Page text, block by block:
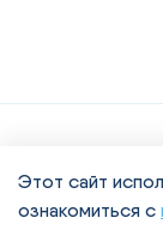
Этот сайт
ознакомиться с